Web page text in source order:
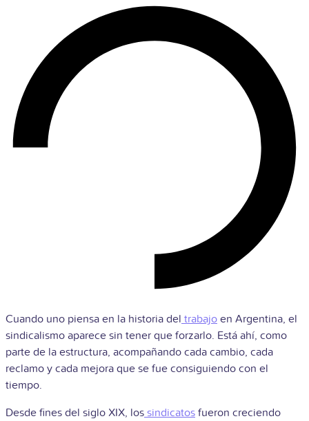
Cuando uno piensa en la historia del trabajo en Argentina, el
sindicalismo aparece sin tener que forzarlo. Está ahí, como
parte de la estructura, acompañando cada cambio, cada
reclamo y cada mejora que se fue consiguiendo con el
tiempo.
Desde fines del siglo XIX, los sindicatos fueron creciendo